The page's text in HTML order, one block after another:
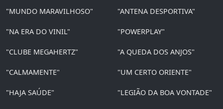
"MUNDO MARAVILHOSO" "ANTENA DESPORTIVA"
"NA ERA DO VINIL" "POWERPLAY"
"CLUBE MEGAHERTZ" "A QUEDA DOS ANJOS"
"CALMAMENTE" "UM CERTO ORIENTE"
"HAJA SAÚDE" "LEGIÃO DA BOA VONTADE"